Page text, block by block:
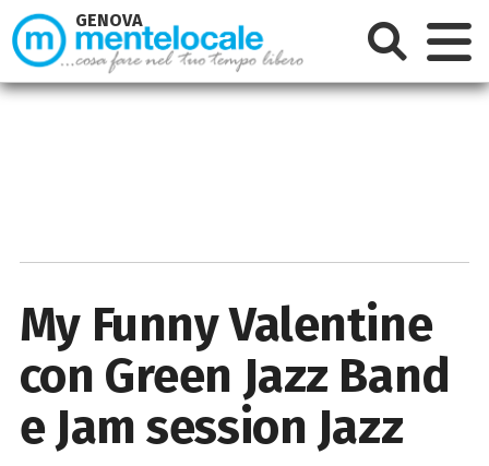
My Funny Valentine
con Green Jazz Band
e Jam session Jazz
GENOVA